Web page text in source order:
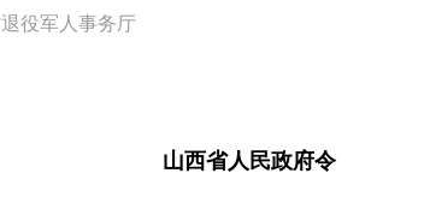
役军人事务厅
山西省人民政府令